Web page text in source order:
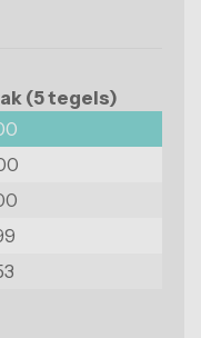
(5 tegels)